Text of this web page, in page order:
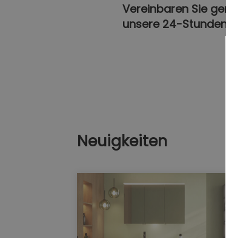
Vereinbaren Sie
unsere 24-
Neuigkeiten